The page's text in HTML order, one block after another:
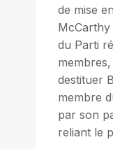
de mise
McCarthy
du Parti
destituer
membre
par son
reliant le